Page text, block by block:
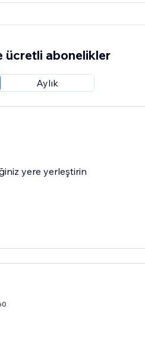
ücretli abonelikler
Aylık
yere yerleştirin